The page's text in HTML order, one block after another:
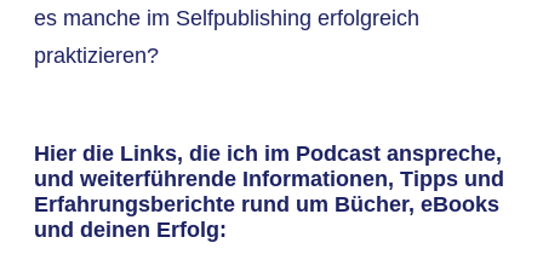
es manche im Selfpublishing erfolgreich
praktizieren?
Hier die Links, die ich im Podcast anspreche,
und weiterführende Informationen, Tipps und
Erfahrungsberichte rund um Bücher, eBooks
und deinen Erfolg: